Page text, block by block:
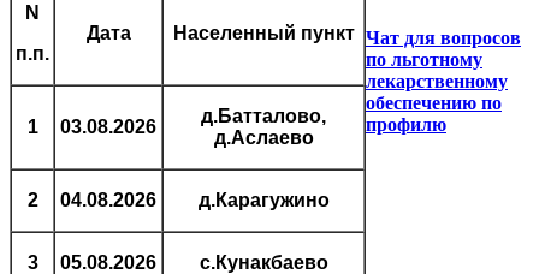
N
п.п.
Дата Населенный пункт
1 03.08.2026
д.Батталово,
д.Аслаево
2 04.08.2026 д.Карагужино
3 05.08.2026 с.Кунакбаево
Чат для вопросов
по льготному
лекарственному
обеспечению по
профилю